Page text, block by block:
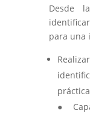
Desde
para una
●